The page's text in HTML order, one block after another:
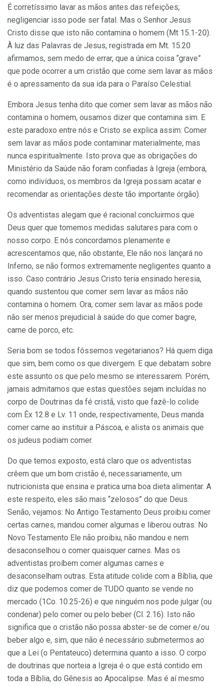
É corretíssimo lavar as mãos antes das refeições;
negligenciar isso pode ser fatal. Mas o Senhor Jesus
Cristo disse que isto não contamina o homem (Mt 15.1-20).
À luz das Palavras de Jesus, registrada em Mt. 15.20
afirmamos, sem medo de errar, que a única coisa “grave”
que pode ocorrer a um cristão que come sem lavar as mãos
é o apressamento da sua ida para o Paraíso Celestial.
Embora Jesus tenha dito que comer sem lavar as mãos não
contamina o homem, ousamos dizer que contamina sim. E
este paradoxo entre nós e Cristo se explica assim: Comer
sem lavar as mãos pode contaminar materialmente, mas
nunca espiritualmente. Isto prova que as obrigações do
Ministério da Saúde não foram confiadas à Igreja (embora,
como indivíduos, os membros da Igreja possam acatar e
recomendar as orientações deste tão importante órgão).
Os adventistas alegam que é racional concluirmos que
Deus quer que tomemos medidas salutares para com o
nosso corpo. E nós concordamos plenamente e
acrescentamos que, não obstante, Ele não nos lançará no
Inferno, se não formos extremamente negligentes quanto a
isso. Caso contrário Jesus Cristo teria ensinado heresia,
quando sustentou que comer sem lavar as mãos não
contamina o homem. Ora, comer sem lavar as mãos pode
não ser menos prejudicial à saúde do que comer bagre,
carne de porco, etc.
Seria bom se todos fôssemos vegetarianos? Há quem diga
que sim, bem como os que divergem. E que debatam sobre
este assunto os que pelo mesmo se interessarem. Porém,
jamais admitamos que estas questões sejam incluídas no
corpo de Doutrinas da fé cristã, visto que fazê-lo colide
com Êx 12.8 e Lv. 11 onde, respectivamente, Deus manda
comer carne ao instituir a Páscoa, e alista os animais que
os judeus podiam comer.
Do que temos exposto, está claro que os adventistas
crêem que um bom cristão é, necessariamente, um
nutricionista que ensina e pratica uma boa dieta alimentar. A
este respeito, eles são mais “zelosos” do que Deus.
Senão, vejamos: No Antigo Testamento Deus proibiu comer
certas carnes, mandou comer algumas e liberou outras. No
Novo Testamento Ele não proibiu, não mandou e nem
desaconselhou o comer quaisquer carnes. Mas os
adventistas proíbem comer algumas carnes e
desaconselham outras. Esta atitude colide com a Bíblia, que
diz que podemos comer de TUDO quanto se vende no
mercado (1Co. 10.25-26) e que ninguém nos pode julgar (ou
condenar) pelo comer ou pelo beber (Cl. 2.16). Isto não
significa que o cristão não possa abster-se de comer e/ou
beber algo e, sim, que não é necessário submetermos ao
que a Lei (o Pentateuco) determina quanto a isso. O corpo
de doutrinas que norteia a Igreja é o que está contido em
toda a Bíblia, do Gênesis ao Apocalipse. Mas é aí mesmo